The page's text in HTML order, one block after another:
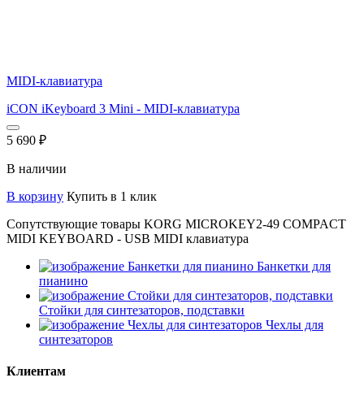
MIDI-клавиатура
iCON iKeyboard 3 Mini - MIDI-клавиатура
5 690 ₽
В наличии
В корзину Купить в 1 клик
Сопутствующие товары KORG MICROKEY2-49 COMPACT
MIDI KEYBOARD - USB MIDI клавиатура
Банкетки для
пианино
Стойки для синтезаторов, подставки
Чехлы для
синтезаторов
Клиентам